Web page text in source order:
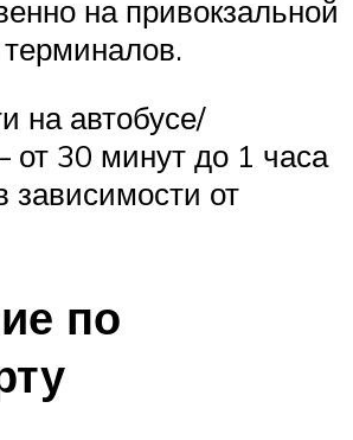
на привокзальной
на автобусе/
от 30 минут до 1 часа
зависимости от
по